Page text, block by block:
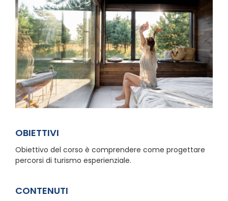
OBIETTIVI
Obiettivo del corso è comprendere come progettare
percorsi di turismo esperienziale.
CONTENUTI